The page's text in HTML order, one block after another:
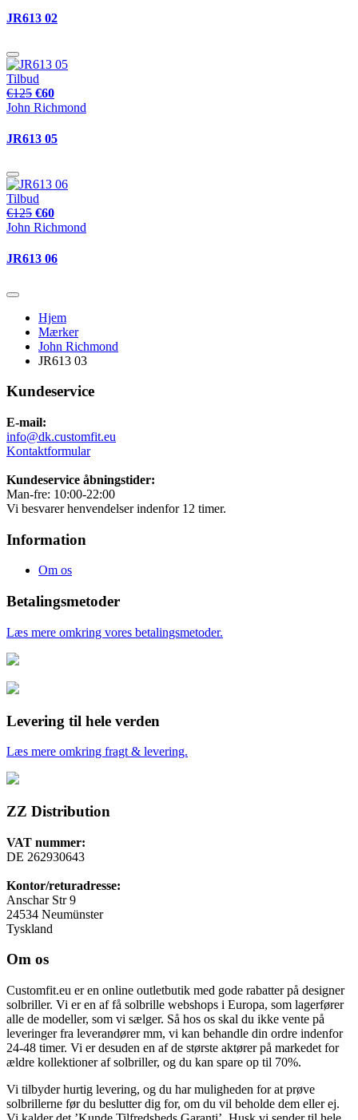
JR613 02
Tilbud
€125 €60
John Richmond
JR613 05
Tilbud
€125 €60
John Richmond
JR613 06
Hjem
Mærker
John Richmond
JR613 03
Kundeservice
E-mail:
info@dk.customfit.eu
Kontaktformular
Kundeservice åbningstider:
Man-fre: 10:00-22:00
Vi besvarer henvendelser indenfor 12 timer.
Information
Om os
Betalingsmetoder
Læs mere omkring vores betalingsmetoder.
Levering til hele verden
Læs mere omkring fragt & levering.
ZZ Distribution
VAT nummer:
DE 262930643
Kontor/returadresse:
Anschar Str 9
24534 Neumünster
Tyskland
Om os
Customfit.eu er en online outletbutik med gode rabatter på designer
solbriller. Vi er en af få solbrille webshops i Europa, som lagerfører
alle de modeller, som vi sælger. Så hos os skal du ikke vente på
leveringer fra leverandører mm, vi kan behandle din ordre indenfor
24-48 timer. Vi er desuden en af de største aktører på markedet for
ældre kollektioner af solbriller, og du kan spare op til 70%.
Vi tilbyder hurtig levering, og du har muligheden for at prøve
solbrillerne før du beslutter dig for, om du vil beholde dem eller ej.